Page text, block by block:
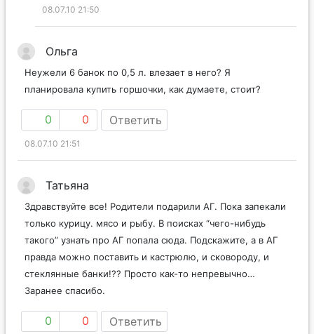
08.07.10 21:50
Ольга
Неужели 6 банок по 0,5 л. влезает в него? Я
планировала купить горшочки, как думаете, стоит?
0 0 Ответить
08.07.10 21:51
Татьяна
Здравствуйте все! Родители подарили АГ. Пока запекали
только курицу. мясо и рыбу. В поисках “чего-нибудь
такого” узнать про АГ попала сюда. Подскажите, а в АГ
правда можно поставить и кастрюлю, и сковороду, и
стеклянные банки!?? Просто как-то непревычно…
Заранее спасибо.
0 0 Ответить